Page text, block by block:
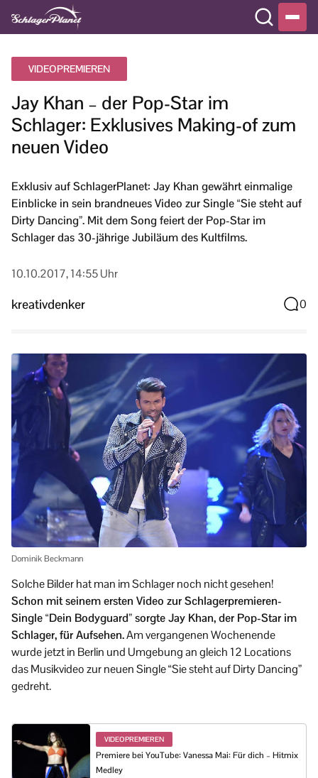
VIDEOPREMIEREN
Jay Khan – der Pop-Star im
Schlager: Exklusives Making-of zum
neuen Video
Exklusiv auf SchlagerPlanet: Jay Khan gewährt einmalige
Einblicke in sein brandneues Video zur Single “Sie steht auf
Dirty Dancing”. Mit dem Song feiert der Pop-Star im
Schlager das 30-jährige Jubiläum des Kultfilms.
10.10.2017, 14:55 Uhr
kreativdenker 0
Dominik Beckmann
Solche Bilder hat man im Schlager noch nicht gesehen!
Schon mit seinem ersten Video zur Schlagerpremieren-
Single “Dein Bodyguard” sorgte Jay Khan, der Pop-Star im
Schlager, für Aufsehen.Am vergangenen Wochenende
wurde jetzt in Berlin und Umgebung an gleich 12 Locations
das Musikvideo zur neuen Single “Sie steht auf Dirty Dancing”
gedreht.
VIDEOPREMIEREN
Premiere bei YouTube: Vanessa Mai: Für dich – Hitmix
Medley